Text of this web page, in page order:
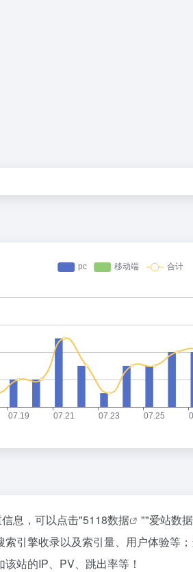
息，可以点击"5118数据 ""爱站数据
引擎收录以及索引量、用户体验等
站的IP、PV、跳出率等！